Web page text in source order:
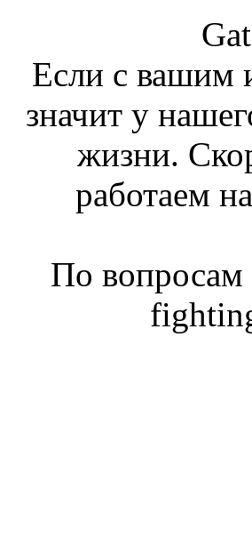
Если с вашим
значит у
жизни.
работаем
По вопросам